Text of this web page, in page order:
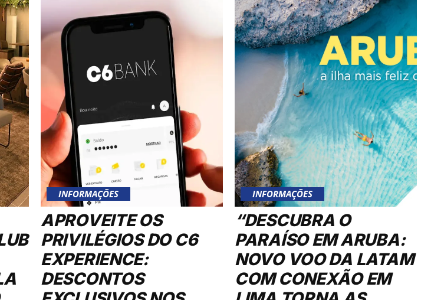
INFORMAÇÕES
APROVEITE OS
PRIVILÉGIOS DO C6
EXPERIENCE:
DESCONTOS
EXCLUSIVOS NOS
PROGRAMAS
TUDOAZUL, SMILES E
LIVELO!
INFORMAÇÕES
“DESCUBRA O
PARAÍSO EM ARUBA:
NOVO VOO DA LATAM
COM CONEXÃO EM
LIMA TORNA AS
PRAIAS MAIS FELIZES
DO CARIBE AINDA
MAIS ACESSÍVEIS!”